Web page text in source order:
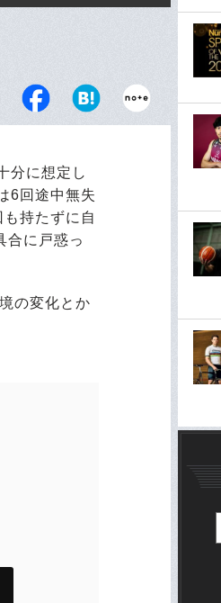
分に想定し
6回途中無失
持たずに自
合に戸惑っ
の変化とか